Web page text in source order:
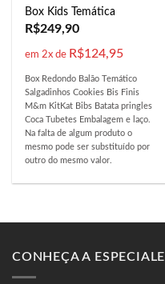
Box Kids Temática
R$249,90
em 2x de R$124,95
Box Redondo Balão Temático
Salgadinhos Cookies Bis Finis
M&m KitKat Bibs Batata pringles
Coca Tubetes Embalagem e laço.
Na falta de algum produto o
mesmo pode ser substituído por
outro do mesmo valor.
CONHEÇA A ESPECIALE